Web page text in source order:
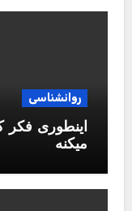
روانشناسی
اینطوری فکر
میکنه